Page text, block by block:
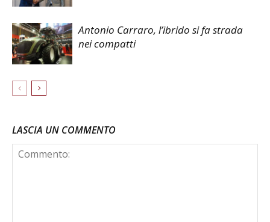
Antonio Carraro, l’ibrido si fa strada
nei compatti
LASCIA UN COMMENTO